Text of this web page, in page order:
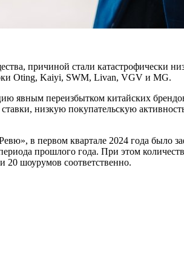
причиной стали катастрофически
Oting, Kaiyi, SWM, Livan, VGV и MG.
явным переизбытком китайских
низкую покупательскую
в первом квартале 2024 года было
прошлого года. При этом
20 шоурумов соответственно.